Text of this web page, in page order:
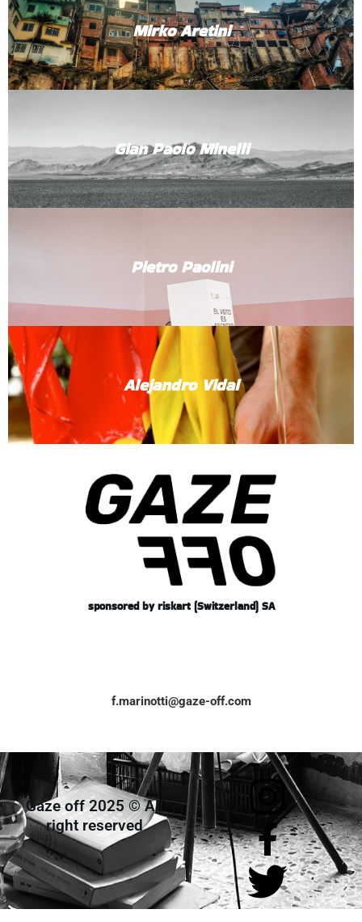
Mirko Aretini
Gian Paolo Minelli
Pietro Paolini
Alejandro Vidal
sponsored by riskart (Switzerland) SA
f.marinotti@gaze-off.com
Gaze off 2025 © All
right reserved